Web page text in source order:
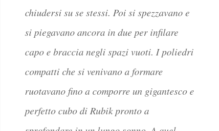
chiudersi su se stessi. Poi si spezzavano e
si piegavano ancora in due per infilare
capo e braccia negli spazi vuoti. I poliedri
compatti che si venivano a formare
ruotavano fino a comporre un gigantesco e
perfetto cubo di Rubik pronto a